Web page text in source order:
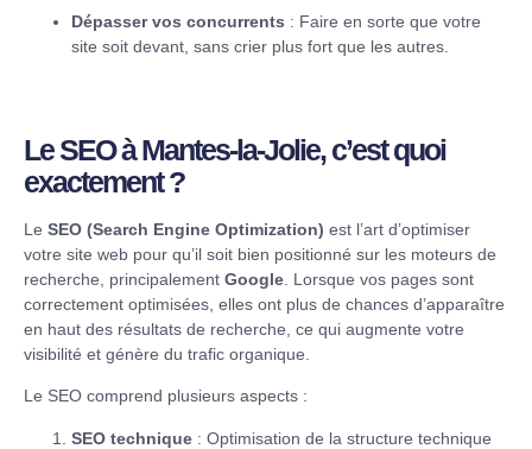
Dépasser vos concurrents : Faire en sorte que votre
site soit devant, sans crier plus fort que les autres.
Le SEO à Mantes-la-Jolie, c’est quoi
exactement ?
Le SEO (Search Engine Optimization) est l’art d’optimiser
votre site web pour qu’il soit bien positionné sur les moteurs de
recherche, principalement Google . Lorsque vos pages sont
correctement optimisées, elles ont plus de chances d’apparaître
en haut des résultats de recherche, ce qui augmente votre
visibilité et génère du trafic organique.
Le SEO comprend plusieurs aspects :
SEO technique : Optimisation de la structure technique